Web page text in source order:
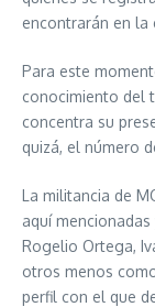
encontrarán en la
Para este
conocimiento del
concentra su
quizá, el número
La militancia de
aquí
Rogelio Ortega,
otros menos
perfil con el que